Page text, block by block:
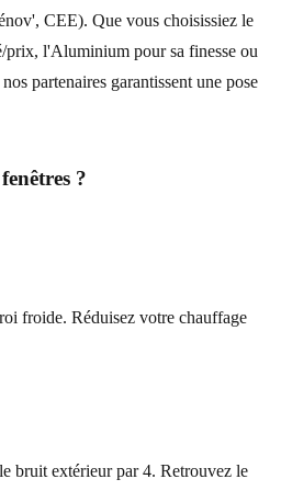
CEE). Que vous choisissiez le
l'Aluminium pour sa finesse ou
partenaires garantissent une pose
?
froide. Réduisez votre chauffage
bruit extérieur par 4. Retrouvez le